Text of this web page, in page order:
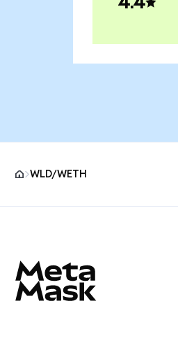
WLD/WETH